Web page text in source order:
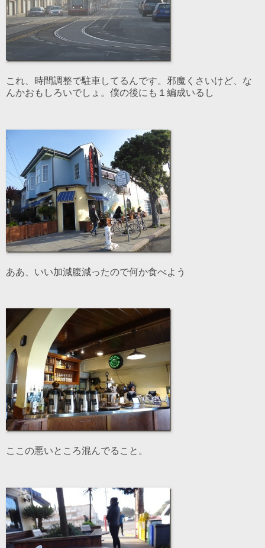
これ、時間調整で駐車してるんです。邪魔くさいけど、な
んかおもしろいでしょ。僕の後にも１編成いるし
ああ、いい加減腹減ったので何か食べよう
ここの悪いところ混んでること。